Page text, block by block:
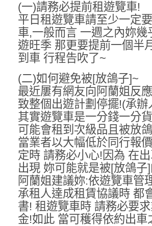
(一)請務必提前租遊覽車!
平日租遊覽車請至少一定
車,一般而言 一週之內妳
遊旺季 那更要提前一個半
到車 行程告吹了~
(二)如何避免被[放鴿子]~
最近屢有網友向阿蘭姐反
致整個出遊計劃停擺!(承辦
其實遊覽車是一分錢一分
可能會租到次級品且被放
當業者以大幅低於同行報
定時 請務必小心!因為 在
出現 妳可能就是被[放鴿子
阿蘭姐建議妳:依遊覽車管
承租人達成租賃協議時 都
書! 租遊覽車時 請務必要
金!如此 當可穫得依約出車